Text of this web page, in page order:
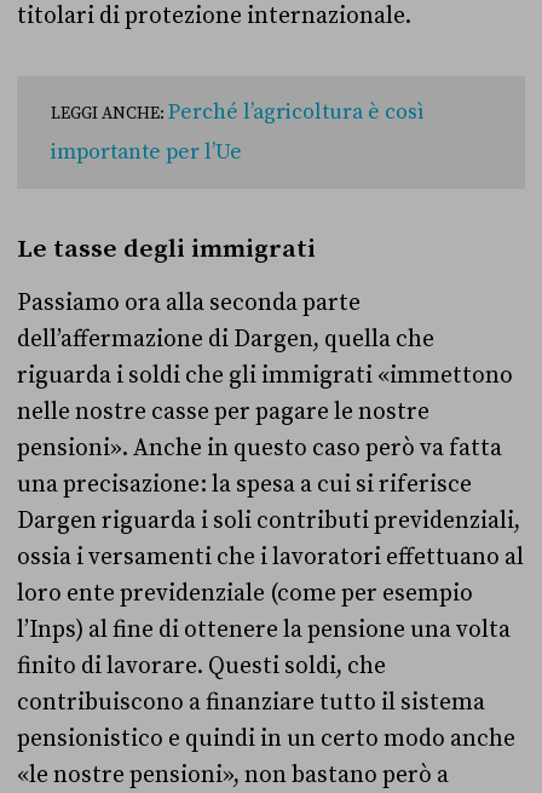
titolari di protezione internazionale.
LEGGI ANCHE: Perché l’agricoltura è così
importante per l’Ue
Le tasse degli immigrati
Passiamo ora alla seconda parte
dell’affermazione di Dargen, quella che
riguarda i soldi che gli immigrati «immettono
nelle nostre casse per pagare le nostre
pensioni». Anche in questo caso però va fatta
una precisazione: la spesa a cui si riferisce
Dargen riguarda i soli contributi previdenziali,
ossia i versamenti che i lavoratori effettuano al
loro ente previdenziale (come per esempio
l’Inps) al fine di ottenere la pensione una volta
finito di lavorare. Questi soldi, che
contribuiscono a finanziare tutto il sistema
pensionistico e quindi in un certo modo anche
«le nostre pensioni», non bastano però a